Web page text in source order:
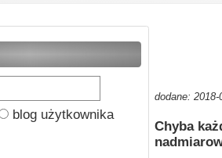
blog użytkownika
dodane: 2018-
Chyba